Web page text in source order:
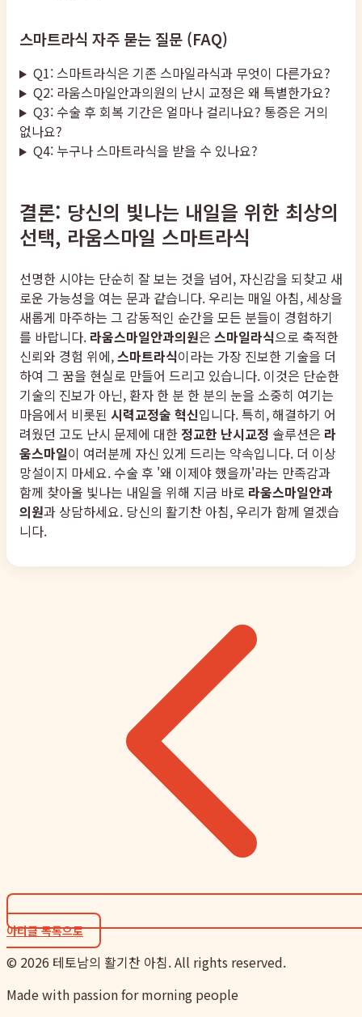
스마트라식 자주 묻는 질문 (FAQ)
Q1: 스마트라식은 기존 스마일라식과 무엇이 다른가요?
Q2: 라움스마일안과의원의 난시 교정은 왜 특별한가요?
Q3: 수술 후 회복 기간은 얼마나 걸리나요? 통증은 거의
없나요?
Q4: 누구나 스마트라식을 받을 수 있나요?
결론: 당신의 빛나는 내일을 위한 최상의
선택, 라움스마일 스마트라식
선명한 시야는 단순히 잘 보는 것을 넘어, 자신감을 되찾고 새
로운 가능성을 여는 문과 같습니다. 우리는 매일 아침, 세상을
새롭게 마주하는 그 감동적인 순간을 모든 분들이 경험하기
를 바랍니다. 라움스마일안과의원은 스마일라식으로 축적한
신뢰와 경험 위에,스마트라식이라는 가장 진보한 기술을 더
하여 그 꿈을 현실로 만들어 드리고 있습니다. 이것은 단순한
기술의 진보가 아닌, 환자 한 분 한 분의 눈을 소중히 여기는
마음에서 비롯된 시력교정술 혁신입니다. 특히, 해결하기 어
려웠던 고도 난시 문제에 대한 정교한 난시교정 솔루션은 라
움스마일이 여러분께 자신 있게 드리는 약속입니다. 더 이상
망설이지 마세요. 수술 후 '왜 이제야 했을까'라는 만족감과
함께 찾아올 빛나는 내일을 위해 지금 바로 라움스마일안과
의원과 상담하세요. 당신의 활기찬 아침, 우리가 함께 열겠습
니다.
아티클 목록으로
© 2026 테토남의 활기찬 아침. All rights reserved.
Made with passion for morning people